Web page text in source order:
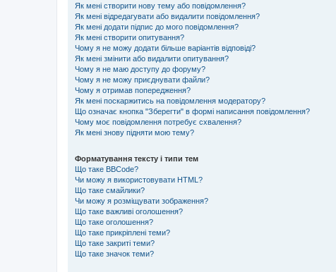
Як мені створити нову тему або повідомлення?
Як мені відредагувати або видалити повідомлення?
Як мені додати підпис до мого повідомлення?
Як мені створити опитування?
Чому я не можу додати більше варіантів відповіді?
Як мені змінити або видалити опитування?
Чому я не маю доступу до форуму?
Чому я не можу приєднувати файли?
Чому я отримав попередження?
Як мені поскаржитись на повідомлення модератору?
Що означає кнопка "Зберегти" в формі написання повідомлення?
Чому моє повідомлення потребує схвалення?
Як мені знову підняти мою тему?
Форматування тексту і типи тем
Що таке BBCode?
Чи можу я використовувати HTML?
Що таке смайлики?
Чи можу я розміщувати зображення?
Що таке важливі оголошення?
Що таке оголошення?
Що таке прикріплені теми?
Що таке закриті теми?
Що таке значок теми?